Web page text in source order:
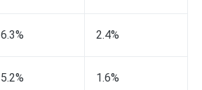
6.3% 2.4%
5.2% 1.6%